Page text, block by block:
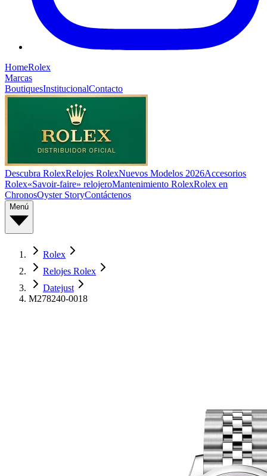
HomeRolex
Marcas
BoutiquesInstitucionalContacto
Descubra RolexRelojes RolexNuevos Modelos 2026Accesorios
Rolex«Savoir-faire» relojeroMantenimiento RolexRolex en
ChronosOyster StoryContáctenos
Menú
Rolex
Relojes Rolex
Datejust
M278240-0018